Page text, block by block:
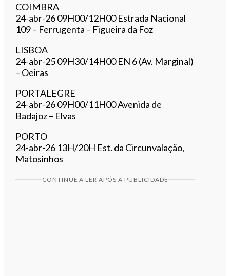
COIMBRA
​24-abr-26 09H00/12H00 Estrada Nacional
109 – Ferrugenta – Figueira da Foz
LISBOA
​24-abr-25 09H30/14H00 EN 6 (Av. Marginal)
– Oeiras
PORTALEGRE
​24-abr-26 09H00/11H00 Avenida de
Badajoz – Elvas
PORTO
​24-abr-26 13H/20H Est. da Circunvalação,
Matosinhos
CONTINUE A LER APÓS A PUBLICIDADE